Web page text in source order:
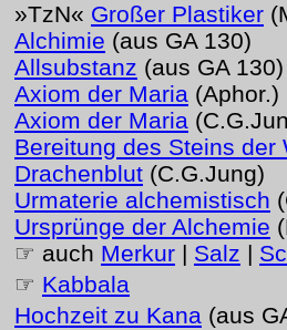
»TzN« Großer Plastiker
Alchimie (aus GA 130)
Allsubstanz (aus GA 130)
Axiom der Maria (Aphor.)
Axiom der Maria
Bereitung des Steins der
Drachenblut (C.G.Jung)
Urmaterie alchemistisch
Ursprünge der Alchemie
☞ auch Merkur | Salz |
☞ Kabbala
Hochzeit zu Kana (aus